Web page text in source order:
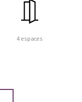
4 espaces